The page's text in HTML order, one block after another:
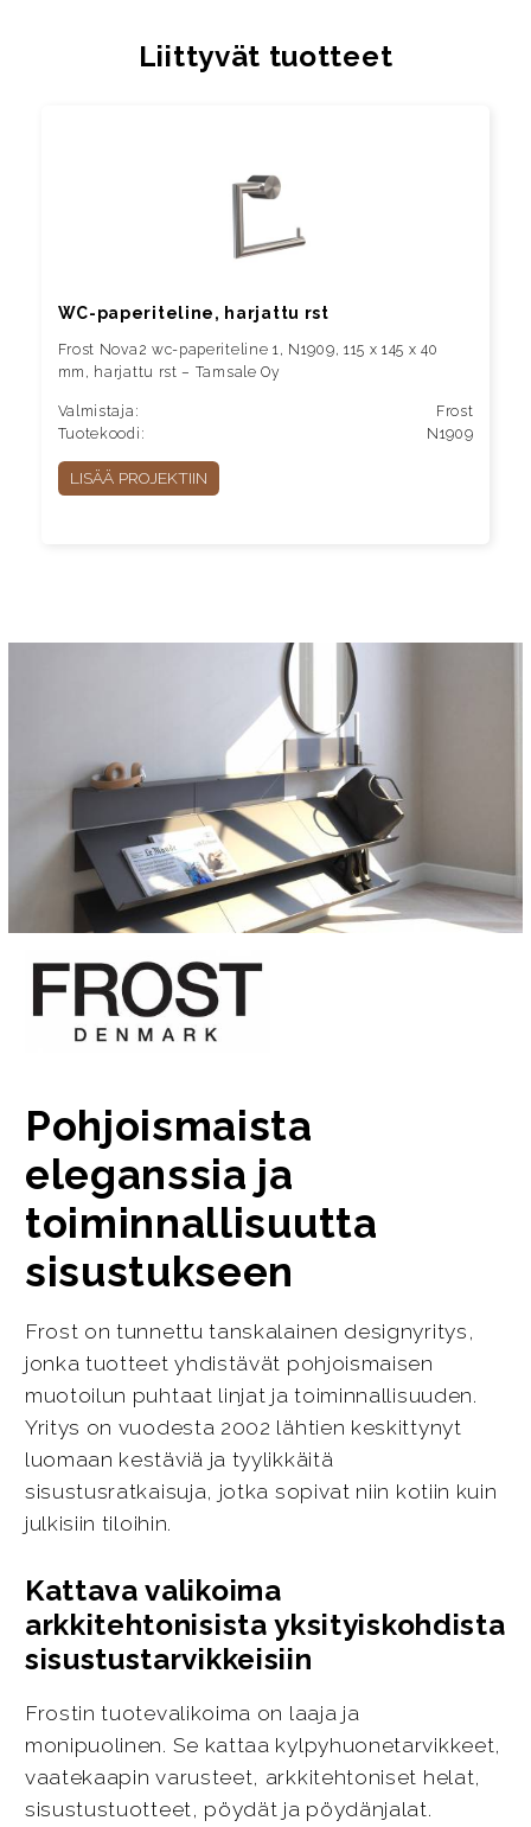
Liittyvät tuotteet
WC-paperiteline, harjattu rst
Frost Nova2 wc-paperiteline 1, N1909, 115 x 145 x 40
mm, harjattu rst – Tamsale Oy
Valmistaja:
Frost
Tuotekoodi:
N1909
LISÄÄ PROJEKTIIN
Pohjoismaista
eleganssia ja
toiminnallisuutta
sisustukseen
Frost on tunnettu tanskalainen designyritys,
jonka tuotteet yhdistävät pohjoismaisen
muotoilun puhtaat linjat ja toiminnallisuuden.
Yritys on vuodesta 2002 lähtien keskittynyt
luomaan kestäviä ja tyylikkäitä
sisustusratkaisuja, jotka sopivat niin kotiin kuin
julkisiin tiloihin.
Kattava valikoima
arkkitehtonisista yksityiskohdista
sisustustarvikkeisiin
Frostin tuotevalikoima on laaja ja
monipuolinen. Se kattaa kylpyhuonetarvikkeet,
vaatekaapin varusteet, arkkitehtoniset helat,
sisustustuotteet, pöydät ja pöydänjalat.